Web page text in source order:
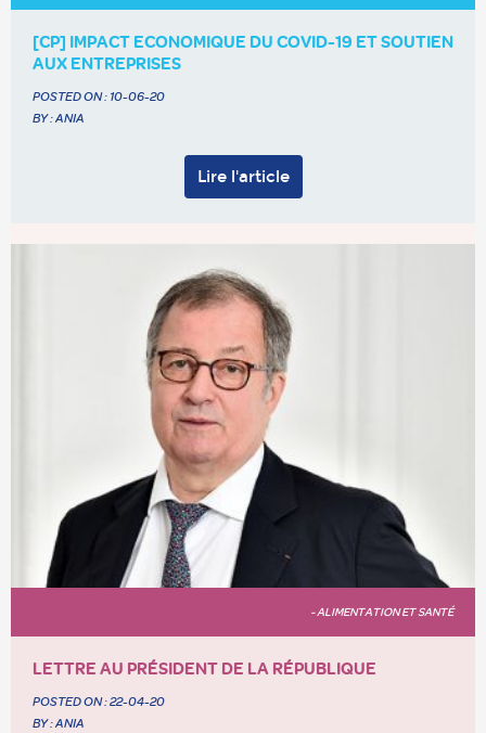
[CP] IMPACT ECONOMIQUE DU COVID-19 ET SOUTIEN
AUX ENTREPRISES
POSTED ON : 10-06-20
BY : ANIA
Lire l'article
- ALIMENTATION ET SANTÉ
LETTRE AU PRÉSIDENT DE LA RÉPUBLIQUE
POSTED ON :22-04-20
BY : ANIA